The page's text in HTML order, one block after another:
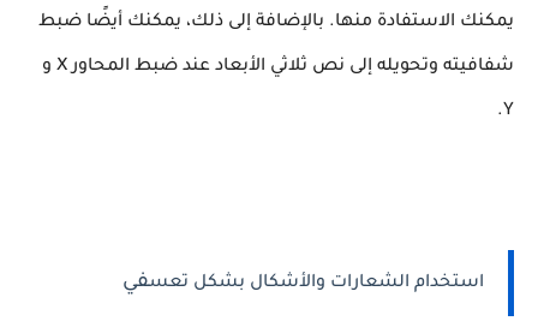
يمكنك الاستفادة منها. بالإضافة إلى ذلك، يمكنك أيضًا ضبط
شفافيته وتحويله إلى نص ثلاثي الأبعاد عند ضبط المحاور X و
Y.
استخدام الشعارات والأشكال بشكل تعسفي